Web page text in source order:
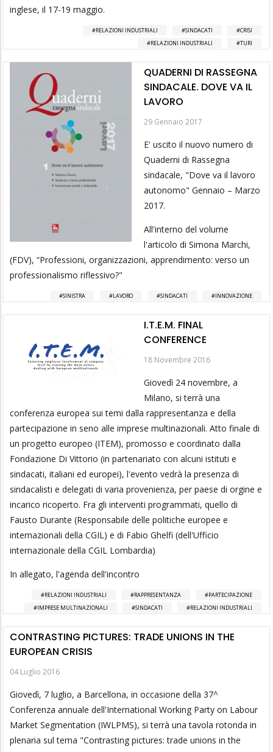
inglese, il 17-19 maggio.
RELAZIONI INDUSTRIALI SINDACATI
CRISI
RELAZIONI INDUSTRIALI
TURI
QUADERNI DI RASSEGNA
SINDACALE. DOVE VA IL
LAVORO
29 Gennaio 2017
E' uscito il nuovo numero di
Quaderni di Rassegna
sindacale, "Dove va il lavoro
autonomo" Gennaio – Marzo
2017.
All'interno del volume
l'articolo di Simona Marchi,
(FDV), “Professioni, organizzazioni, apprendimento: verso un
professionalismo riflessivo?"
SINISTRA LAVORO SINDACATI INNOVAZIONE
I.T.E.M. FINAL
CONFERENCE
18 Novembre 2016
Giovedì 24 novembre, a
Milano, si terrà una
conferenza europea sui temi dalla rappresentanza e della
partecipazione in seno alle imprese multinazionali. Atto finale di
un progetto europeo (ITEM), promosso e coordinato dalla
Fondazione Di Vittorio (in partenariato con alcuni istituti e
sindacati, italiani ed europei), l'evento vedrà la presenza di
sindacalisti e delegati di varia provenienza, per paese di orgine e
incarico ricoperto. Fra gli interventi programmati, quello di
Fausto Durante (Responsabile delle politiche europee e
internazionali della CGIL) e di Fabio Ghelfi (dell'Ufficio
internazionale della CGIL Lombardia)
In allegato, l'agenda dell'incontro
RELAZIONI INDUSTRIALI RAPPRESENTANZA
PARTECIPAZIONE
IMPRESE MULTINAZIONALI
SINDACATI RELAZIONI INDUSTRIALI
CONTRASTING PICTURES: TRADE UNIONS IN THE
EUROPEAN CRISIS
04 Luglio 2016
Giovedì, 7 luglio, a Barcellona, in occasione della 37^
Conferenza annuale dell'International Working Party on Labour
Market Segmentation (IWLPMS), si terrà una tavola rotonda in
plenaria sul tema "Contrasting pictures: trade unions in the